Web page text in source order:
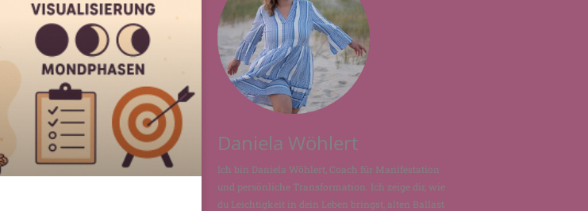
Daniela Wöhlert
Ich bin Daniela Wöhlert, Coach für Manifestation
und persönliche Transformation. Ich zeige dir, wie
du Leichtigkeit in dein Leben bringst, alten Ballast